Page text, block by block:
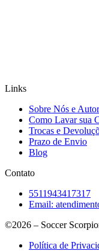
Links
Sobre Nós e
Como Lavar sua
Trocas e
Prazo de Envio
Blog
Contato
5511943417317
Email:
©2026 – Soccer
Política de